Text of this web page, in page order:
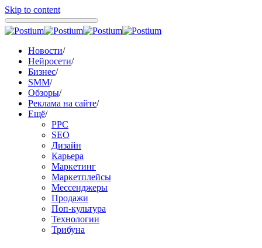
Skip to content
Новости/
Нейросети/
Бизнес/
SMM/
Обзоры/
Реклама на сайте/
Ещё/
PPC
SEO
Дизайн
Карьера
Маркетинг
Маркетплейсы
Мессенджеры
Продажи
Поп-культура
Технологии
Трибуна